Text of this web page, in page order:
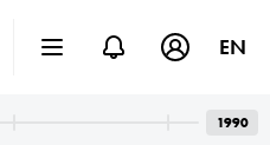
EN
1990